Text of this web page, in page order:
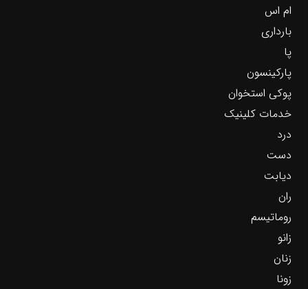
ام اس
بارداری
پا
پارکینسون
پوکی استخوان
خدمات کلینیک
درد
دست
دیابت
ران
روماتیسم
زانو
زنان
زونا